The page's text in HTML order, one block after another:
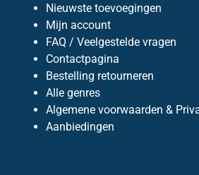
Nieuwste toevoegingen
Mijn account
FAQ / Veelgestelde vragen
Contactpagina
Bestelling retourneren
Alle genres
Algemene voorwaarden &
Aanbiedingen